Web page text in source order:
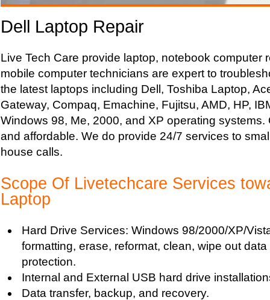
Dell Laptop Repair
Live Tech Care provide laptop, notebook computer
mobile computer technicians are expert to
the latest laptops including Dell, Toshiba Laptop,
Gateway, Compaq, Emachine, Fujitsu, AMD, HP,
Windows 98, Me, 2000, and XP operating systems.
and affordable. We do provide 24/7 services to
house calls.
Scope Of Livetechcare Services
Laptop
Hard Drive Services: Windows 98/2000/XP/
formatting, erase, reformat, clean, wipe out
protection.
Internal and External USB hard drive
Data transfer, backup, and recovery.